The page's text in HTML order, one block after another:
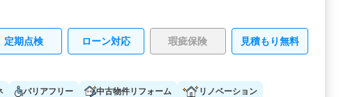
定期点検 ローン対応 瑕疵保険 見積もり無料
バリアフリー 中古物件リフォーム リノベーション